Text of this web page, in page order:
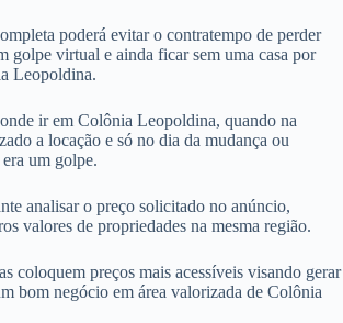
poderá evitar o contratempo de perder
golpe virtual e ainda ficar sem uma casa por
Leopoldina.
ir em Colônia Leopoldina, quando na
a locação e só no dia da mudança ou
um golpe.
analisar o preço solicitado no anúncio,
valores de propriedades na mesma região.
coloquem preços mais acessíveis visando gerar
bom negócio em área valorizada de Colônia